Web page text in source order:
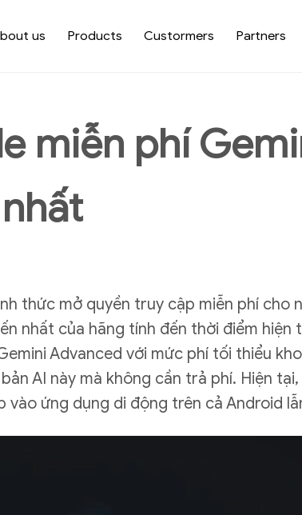
us Products Custormers Partners
miễn phí
thức mở quyền truy cập miễn phí cho
nhất của hãng tính đến thời điểm
Advanced với mức phí tối thiểu
AI này mà không cần trả phí. Hiện
vào ứng dụng di động trên cả Android